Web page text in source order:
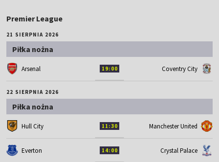
Premier League
21 SIERPNIA 2026
Piłka nożna
Arsenal 19:00 Coventry City
22 SIERPNIA 2026
Piłka nożna
Hull City 11:30 Manchester United
Everton 14:00 Crystal Palace